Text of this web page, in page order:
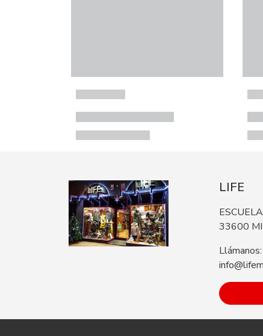
LIFE
33600